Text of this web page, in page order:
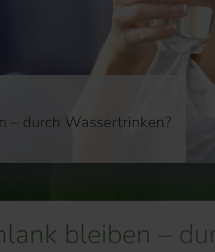
– durch Wassertrinken?
bleiben –